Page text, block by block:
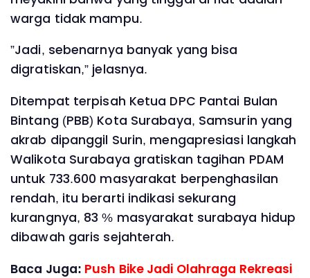
warga tidak mampu.
”Jadi, sebenarnya banyak yang bisa
digratiskan,” jelasnya.
Ditempat terpisah Ketua DPC Pantai Bulan
Bintang (PBB) Kota Surabaya, Samsurin yang
akrab dipanggil Surin, mengapresiasi langkah
Walikota Surabaya gratiskan tagihan PDAM
untuk 733.600 masyarakat berpenghasilan
rendah, itu berarti indikasi sekurang
kurangnya, 83 % masyarakat surabaya hidup
dibawah garis sejahterah.
Baca Juga: Push Bike Jadi Olahraga Rekreasi